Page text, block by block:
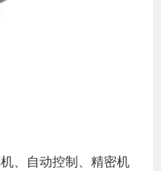
、自动控制、精密机